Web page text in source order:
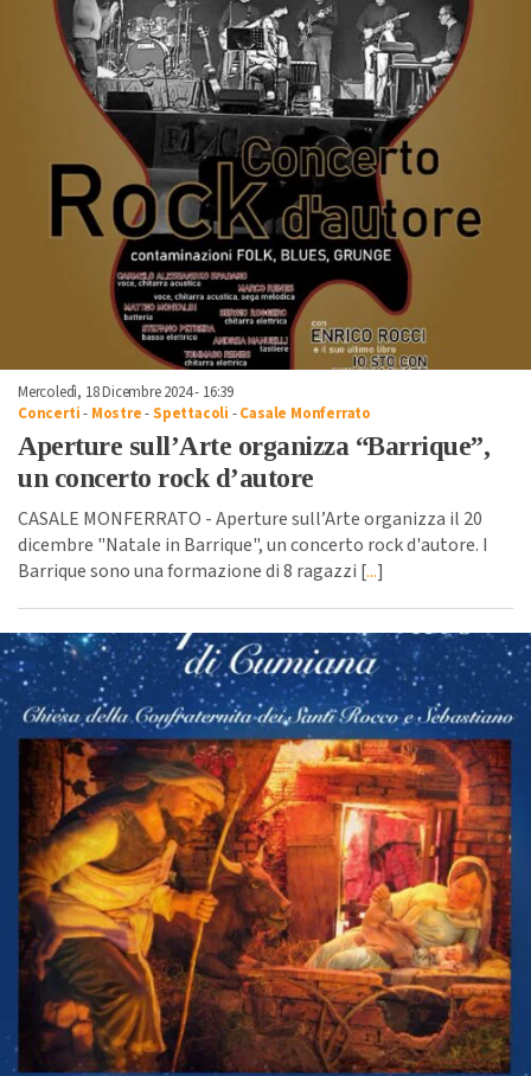
Mercoledì, 18 Dicembre 2024 - 16:39
Concerti- Mostre-Spettacoli -Casale Monferrato
Aperture sull’Arte organizza “Barrique”,
un concerto rock d’autore
CASALE MONFERRATO - Aperture sull’Arte organizza il 20
dicembre "Natale in Barrique", un concerto rock d'autore. I
Barrique sono una formazione di 8 ragazzi [...]